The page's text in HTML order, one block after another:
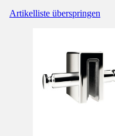
Artikelliste überspringen